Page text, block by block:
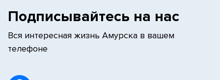
Подписывайтесь на нас
Вся интересная жизнь Амурска в вашем
телефоне